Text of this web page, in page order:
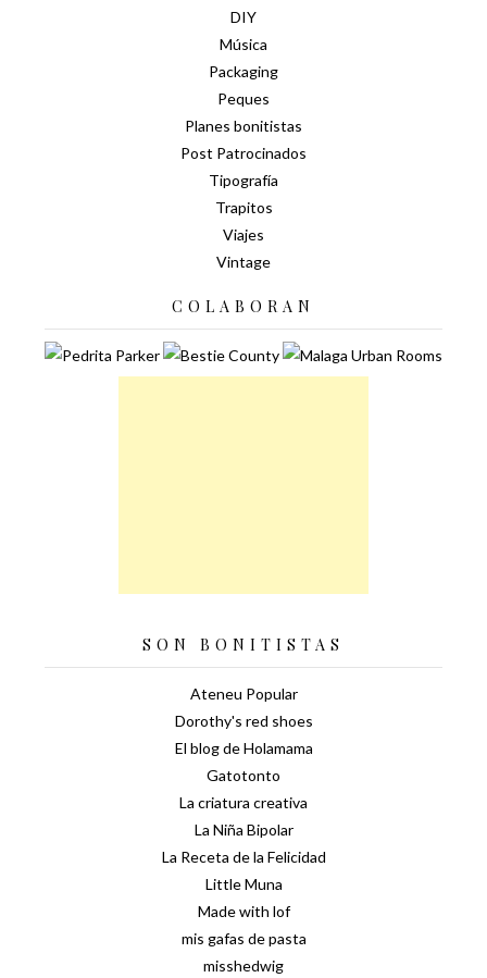
DIY
Música
Packaging
Peques
Planes bonitistas
Post Patrocinados
Tipografía
Trapitos
Viajes
Vintage
COLABORAN
SON BONITISTAS
Ateneu Popular
Dorothy's red shoes
El blog de Holamama
Gatotonto
La criatura creativa
La Niña Bipolar
La Receta de la Felicidad
Little Muna
Made with lof
mis gafas de pasta
misshedwig